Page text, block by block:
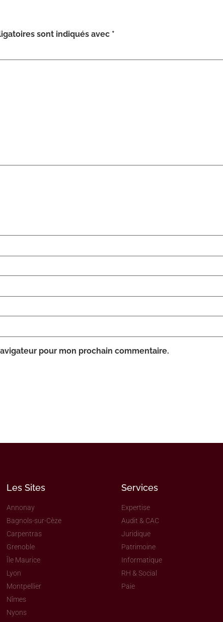
sont indiqués avec *
pour mon prochain commentaire.
Les Sites
Annonay
Bagnols-sur-Cèze
Carpentras
Grenoble
Île Maurice
Lyon
Montpellier
Nîmes
Nyons
Services
Expertise
Audit & CAC
Juridique
Patrimoine
Informatique
RH & Social
Paie